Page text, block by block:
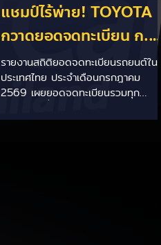
แชมป์ไร้พ่าย! TOYOTA
กวาดยอดจดทะเบียน ก.ค.
69 เฉียด 2 หมื่นคัน ครอง
แชมป์อันดับ 1 ในไทย
รายงานสถิติยอดจดทะเบียนรถยนต์ใน
ประเทศไทย ประจำเดือนกรกฎาคม
2569 เผยยอดจดทะเบียนรวมทุก
ใหญ่สัญชาติญี่ปุ่นอย่าง TOYOTA ยัง